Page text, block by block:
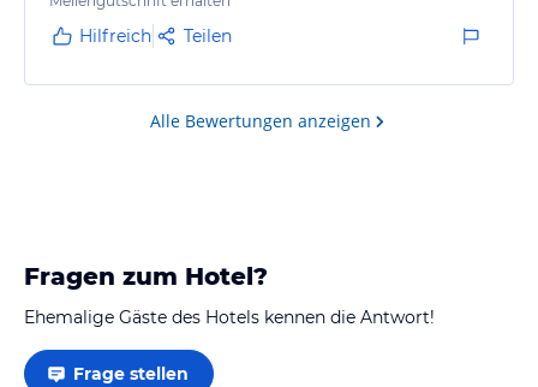
Hilfreich Teilen
Alle Bewertungen anzeigen
Fragen zum Hotel?
Ehemalige Gäste des Hotels kennen die Antwort!
Frage stellen